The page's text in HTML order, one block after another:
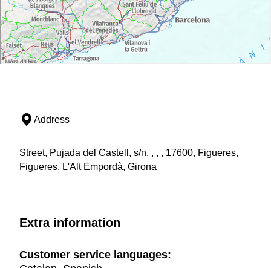
Address
Street, Pujada del Castell, s/n, , , , 17600, Figueres,
Figueres, L'Alt Empordà, Girona
Extra information
Customer service languages: